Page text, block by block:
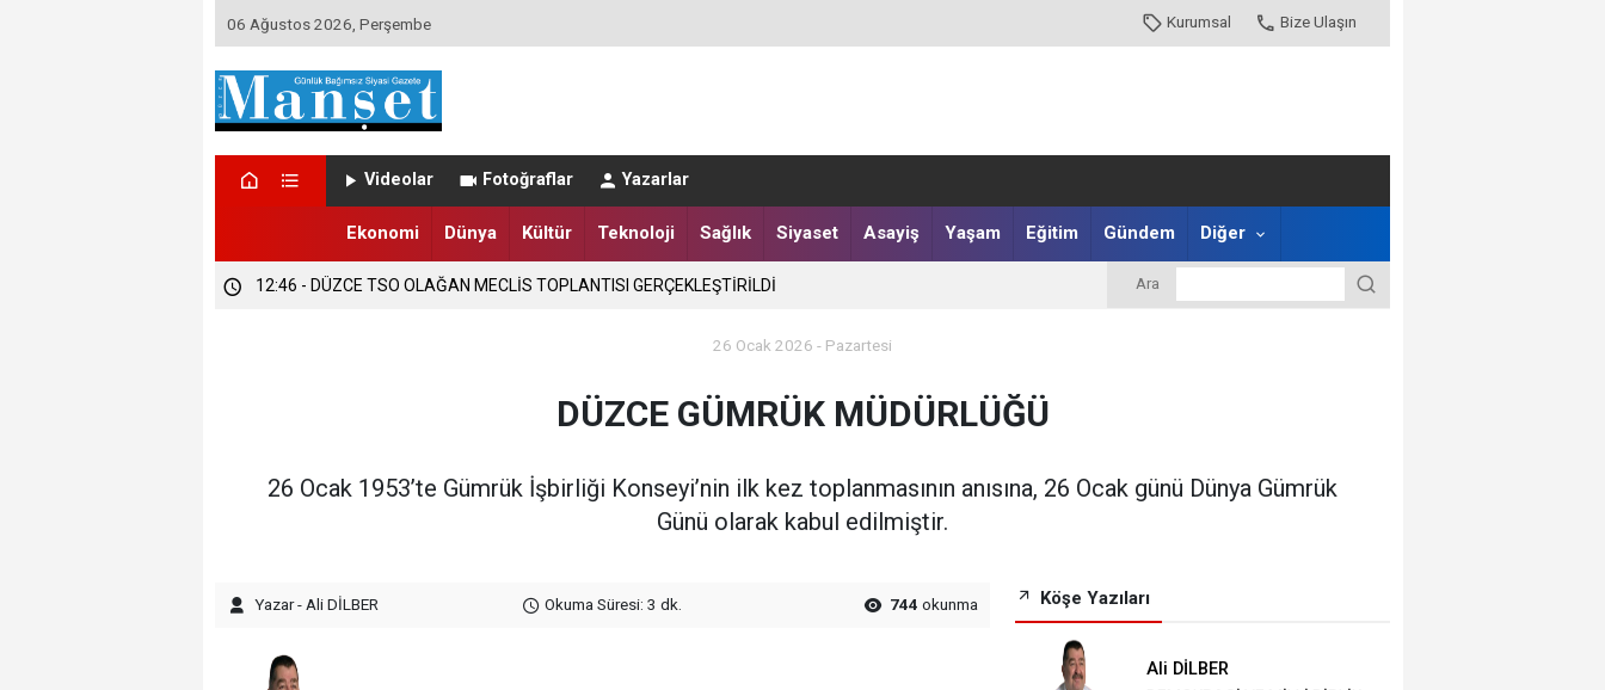
06 Ağustos 2026, Perşembe Kurumsal Bize Ulaşın
Videolar Fotoğraflar Yazarlar
Ekonomi Dünya Kültür Teknoloji Sağlık Siyaset Asayiş Yaşam Eğitim Gündem Diğer
12:46 - DÜZCE TSO OLAĞAN MECLİS TOPLANTISI GERÇEKLEŞTİRİLDİ Ara
26 Ocak 2026 - Pazartesi
DÜZCE GÜMRÜK MÜDÜRLÜĞÜ
26 Ocak 1953’te Gümrük İşbirliği Konseyi’nin ilk kez toplanmasının anısına, 26 Ocak günü Dünya Gümrük
Günü olarak kabul edilmiştir.
Yazar - Ali DİLBER Okuma Süresi: 3 dk. 744 okunma Köşe Yazıları
Ali DİLBER